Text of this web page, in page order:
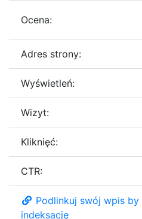
Ocena:
Adres strony:
Wyświetleń:
Wizyt:
Kliknięć:
CTR:
Podlinkuj swój wpis
indeksację